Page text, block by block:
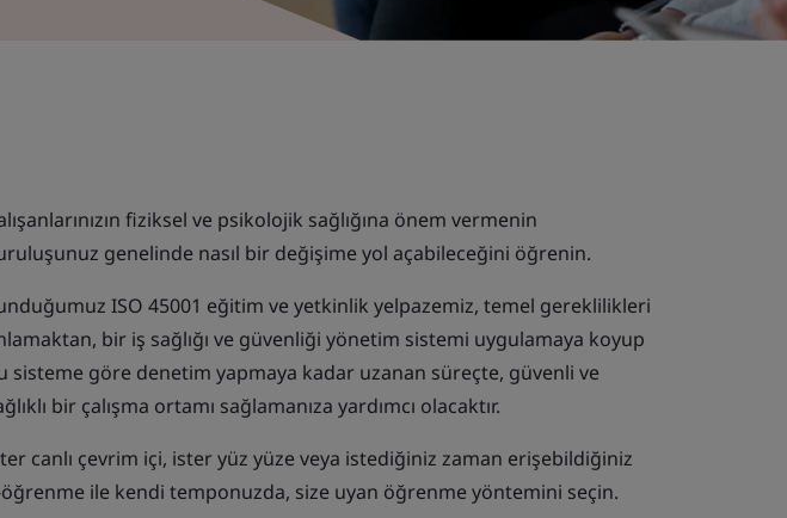
fiziksel ve psikolojik sağlığına önem vermenin
genelinde nasıl bir değişime yol açabileceğini öğrenin.
ISO 45001 eğitim ve yetkinlik yelpazemiz, temel gereklilikleri
bir iş sağlığı ve güvenliği yönetim sistemi uygulamaya koyup
sisteme göre denetim yapmaya kadar uzanan süreçte, güvenli ve
bir çalışma ortamı sağlamanıza yardımcı olacaktır.
canlı çevrim içi, ister yüz yüze veya istediğiniz zaman erişebildiğiniz
ile kendi temponuzda, size uyan öğrenme yöntemini seçin.